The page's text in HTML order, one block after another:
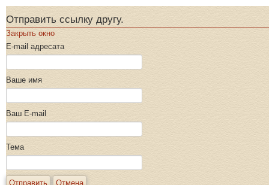
Отправить ссылку другу.
Закрыть окно
E-mail адресата
Ваше имя
Ваш E-mail
Тема
Отправить Отмена